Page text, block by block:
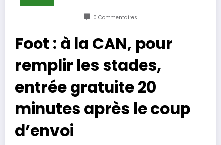
0 Commentaires
Foot : à la CAN, pour
remplir les stades,
entrée gratuite 20
minutes après le coup
d’envoi